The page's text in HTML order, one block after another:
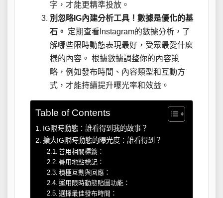
字，才能更精準投放。
別忽略IG內建分析工具！數據是優化的基
石。 定期查看Instagram的數據分析，了
解哪些限時動態表現最好，受眾最愛什麼
樣的內容。 根據數據調整你的內容策
略，例如發布時間、內容類型和互動方
式，才能持續提升曝光率和效益。
Table of Contents
IG限時動態：誰看得到我的故事？
擴大IG限時動態的曝光度：誰看得到？
善用相關標籤：
善用地點標記：
積極互動與回應：
運用限時動態貼圖功能：
選擇最佳發布時間：